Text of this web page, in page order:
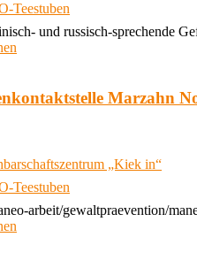
Teestuben
und russisch-sprechende
Marzahn
„Kiek in“
Teestuben
arbeit/gewaltpraevention/